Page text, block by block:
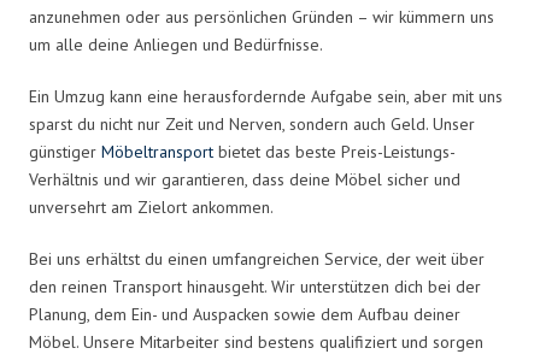
anzunehmen oder aus persönlichen Gründen – wir kümmern uns
um alle deine Anliegen und Bedürfnisse.
Ein Umzug kann eine herausfordernde Aufgabe sein, aber mit uns
sparst du nicht nur Zeit und Nerven, sondern auch Geld. Unser
günstiger Möbeltransport bietet das beste Preis-Leistungs-
Verhältnis und wir garantieren, dass deine Möbel sicher und
unversehrt am Zielort ankommen.
Bei uns erhältst du einen umfangreichen Service, der weit über
den reinen Transport hinausgeht. Wir unterstützen dich bei der
Planung, dem Ein- und Auspacken sowie dem Aufbau deiner
Möbel. Unsere Mitarbeiter sind bestens qualifiziert und sorgen